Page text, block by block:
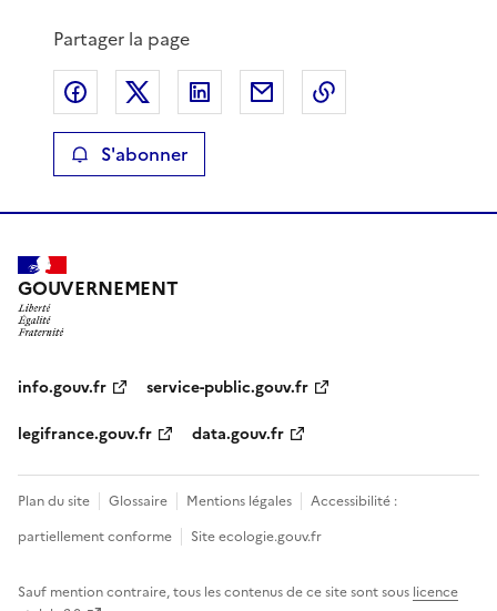
Partager la page
Partager sur Facebook
Partager sur XPartager sur LinkedIn
Partager par email
S'abonner
GOUVERNEMENT
info.gouv.fr
service-public.gouv.fr
legifrance.gouv.fr
data.gouv.fr
Plan du site Glossaire Mentions légales
Accessibilité :
partiellement conforme
Site ecologie.gouv.fr
Sauf mention contraire, tous les contenus de ce site sont sous licence